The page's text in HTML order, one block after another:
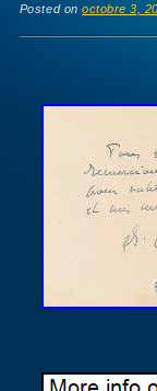
Posted onoctobre 3,